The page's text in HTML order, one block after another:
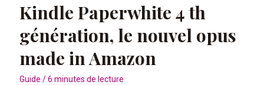
Kindle Paperwhite 4 th
génération, le nouvel opus
made in Amazon
Guide /6 minutes de lecture